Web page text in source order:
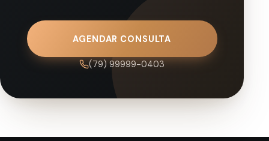
AGENDAR CONSULTA
(79) 99999-0403